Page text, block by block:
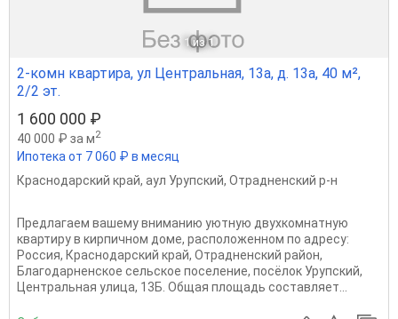
1 из 1
2-комн квартира, ул Центральная, 13а, д. 13а, 40 м²,
2/2 эт.
1 600 000 ₽
40 000 ₽ за м2
Ипотека от 7 060 ₽ в месяц
Краснодарский край, аул Урупский, Отрадненский р-н
Предлагаем вашему вниманию уютную двухкомнатную
квартиру в кирпичном доме, расположенном по адресу:
Россия, Краснодарский край, Отрадненский район,
Благодарненское сельское поселение, посёлок Урупский,
Центральная улица, 13Б. Общая площадь составляет...